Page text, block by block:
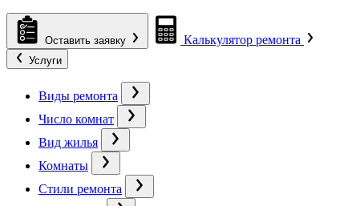
Оставить заявку Калькулятор ремонта
Услуги
Виды ремонта
Число комнат
Вид жилья
Комнаты
Стили ремонта